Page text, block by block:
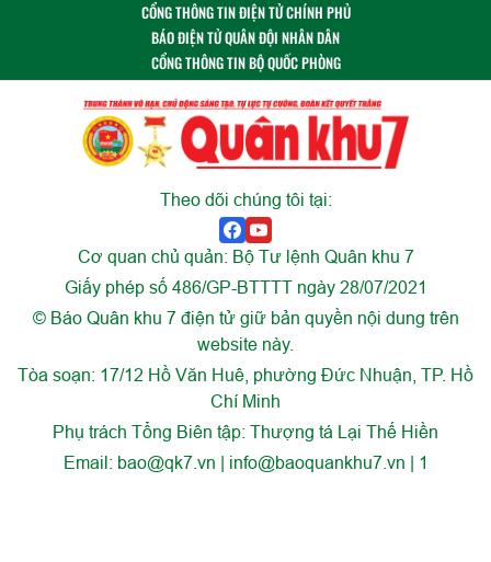
CỔNG THÔNG TIN ĐIỆN TỬ CHÍNH PHỦ
BÁO ĐIỆN TỬ QUÂN ĐỘI NHÂN DÂN
CỔNG THÔNG TIN BỘ QUỐC PHÒNG
Theo dõi chúng tôi tại:
Cơ quan chủ quản: Bộ Tư lệnh Quân khu 7
Giấy phép số 486/GP-BTTTT ngày 28/07/2021
© Báo Quân khu 7 điện tử giữ bản quyền nội dung trên
website này.
Tòa soạn: 17/12 Hồ Văn Huê, phường Đức Nhuận, TP. Hồ
Chí Minh
Phụ trách Tổng Biên tập: Thượng tá Lại Thế Hiền
Email: bao@qk7.vn | info@baoquankhu7.vn | 1